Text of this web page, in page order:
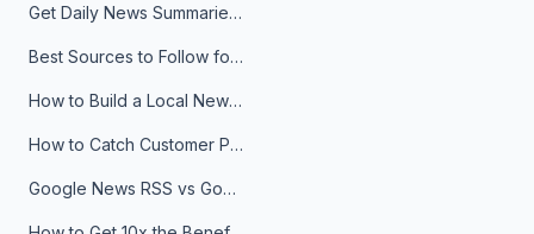
Get Daily News Summaries About Any Topic in Telegram, Discord, Slack, and Email
Best Sources to Follow for Crypto News in Your Reader (2026)
How to Build a Local News Hub That Updates Itself
How to Catch Customer Problems Before They Become Support Tickets
Google News RSS vs Google Alerts: Which Is Better for News Monitoring?